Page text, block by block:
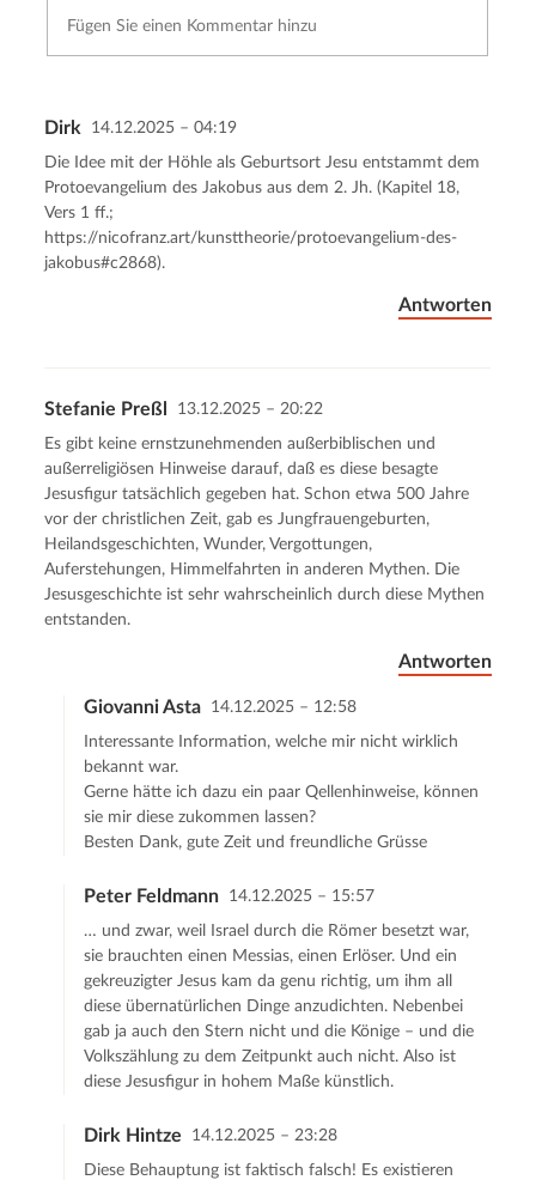
Abbrechen Kommentar senden
Dirk 14.12.2025 – 04:19
Die Idee mit der Höhle als Geburtsort Jesu entstammt dem
Protoevangelium des Jakobus aus dem 2. Jh. (Kapitel 18,
Vers 1 ff.;
https://nicofranz.art/kunsttheorie/protoevangelium-des-
jakobus#c2868).
Antworten
Stefanie Preßl 13.12.2025 – 20:22
Es gibt keine ernstzunehmenden außerbiblischen und
außerreligiösen Hinweise darauf, daß es diese besagte
Jesusfigur tatsächlich gegeben hat. Schon etwa 500 Jahre
vor der christlichen Zeit, gab es Jungfrauengeburten,
Heilandsgeschichten, Wunder, Vergottungen,
Auferstehungen, Himmelfahrten in anderen Mythen. Die
Jesusgeschichte ist sehr wahrscheinlich durch diese Mythen
entstanden.
Antworten
Giovanni Asta 14.12.2025 – 12:58
Interessante Information, welche mir nicht wirklich
bekannt war.
Gerne hätte ich dazu ein paar Qellenhinweise, können
sie mir diese zukommen lassen?
Besten Dank, gute Zeit und freundliche Grüsse
Peter Feldmann 14.12.2025 – 15:57
… und zwar, weil Israel durch die Römer besetzt war,
sie brauchten einen Messias, einen Erlöser. Und ein
gekreuzigter Jesus kam da genu richtig, um ihm all
diese übernatürlichen Dinge anzudichten. Nebenbei
gab ja auch den Stern nicht und die Könige – und die
Volkszählung zu dem Zeitpunkt auch nicht. Also ist
diese Jesusfigur in hohem Maße künstlich.
Dirk Hintze 14.12.2025 – 23:28
Diese Behauptung ist faktisch falsch! Es existieren